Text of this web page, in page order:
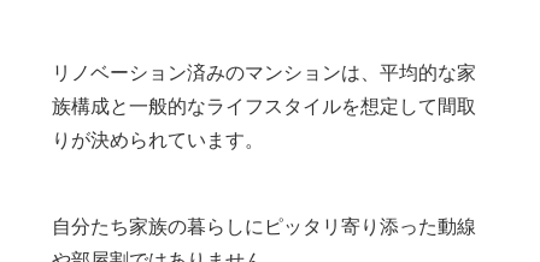
リノベーション済みのマンションは、平均的な家
族構成と一般的なライフスタイルを想定して間取
りが決められています。
自分たち家族の暮らしにピッタリ寄り添った動線